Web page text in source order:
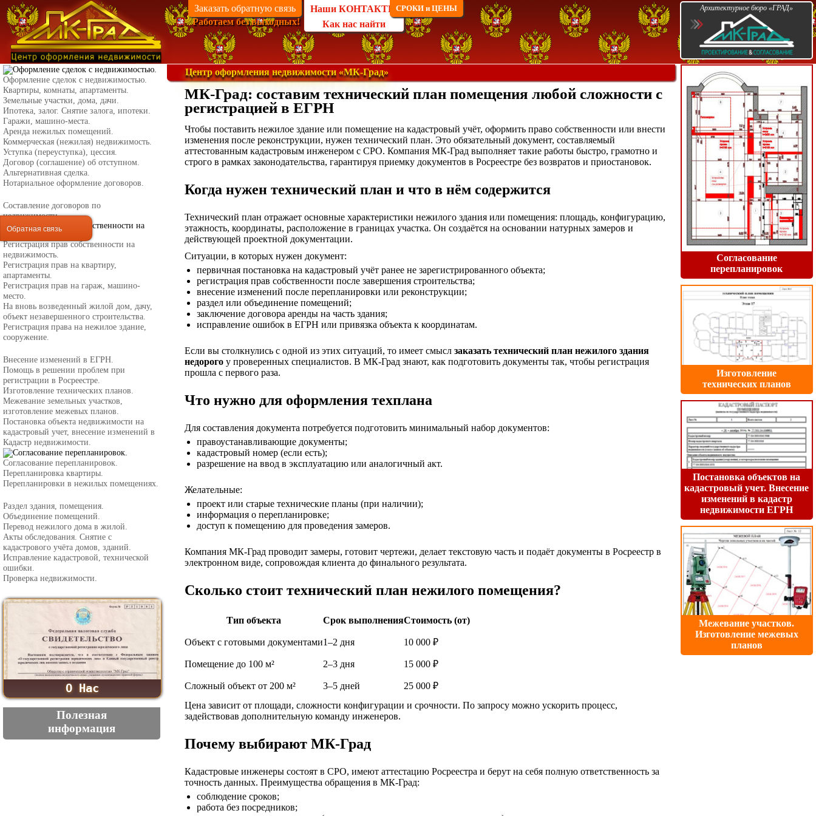
Заказать обратную связь
Работаем без выходных!
Наши КОНТАКТЫ
Как нас найти
СРОКИ и ЦЕНЫ Архитектурное бюро «ГРАД»
Центр оформления недвижимости «МК-Град»
МК-Град: составим технический план помещения любой сложности с
регистрацией в ЕГРН
Чтобы поставить нежилое здание или помещение на кадастровый учёт, оформить право собственности или внести
изменения после реконструкции, нужен технический план. Это обязательный документ, составляемый
аттестованным кадастровым инженером с СРО. Компания МК-Град выполняет такие работы быстро, грамотно и
строго в рамках законодательства, гарантируя приемку документов в Росреестре без возвратов и приостановок.
Когда нужен технический план и что в нём содержится
Технический план отражает основные характеристики нежилого здания или помещения: площадь, конфигурацию,
этажность, координаты, расположение в границах участка. Он создаётся на основании натурных замеров и
действующей проектной документации.
Ситуации, в которых нужен документ:
первичная постановка на кадастровый учёт ранее не зарегистрированного объекта;
регистрация прав собственности после завершения строительства;
внесение изменений после перепланировки или реконструкции;
раздел или объединение помещений;
заключение договора аренды на часть здания;
исправление ошибок в ЕГРН или привязка объекта к координатам.
Если вы столкнулись с одной из этих ситуаций, то имеет смысл заказать технический план нежилого здания
недорогоу проверенных специалистов. В МК-Град знают, как подготовить документы так, чтобы регистрация
прошла с первого раза.
Что нужно для оформления техплана
Для составления документа потребуется подготовить минимальный набор документов:
правоустанавливающие документы;
кадастровый номер (если есть);
разрешение на ввод в эксплуатацию или аналогичный акт.
Желательные:
проект или старые технические планы (при наличии);
информация о перепланировке;
доступ к помещению для проведения замеров.
Компания МК-Град проводит замеры, готовит чертежи, делает текстовую часть и подаёт документы в Росреестр в
электронном виде, сопровождая клиента до финального результата.
Сколько стоит технический план нежилого помещения?
Тип объекта Срок выполненияСтоимость (от)
Объект с готовыми документами1–2 дня 10 000 ₽
Помещение до 100 м² 2–3 дня 15 000 ₽
Сложный объект от 200 м² 3–5 дней
25 000 ₽
Цена зависит от площади, сложности конфигурации и срочности. По запросу можно ускорить процесс,
задействовав дополнительную команду инженеров.
Почему выбирают МК-Град
Кадастровые инженеры состоят в СРО, имеют аттестацию Росреестра и берут на себя полную ответственность за
точность данных. Преимущества обращения в МК-Град:
соблюдение сроков;
работа без посредников;
Оформление сделок с недвижимостью.
Квартиры, комнаты, апартаменты.
Земельные участки, дома, дачи.
Ипотека, залог. Снятие залога, ипотеки.
Гаражи, машино-места.
Аренда нежилых помещений.
Коммерческая (нежилая) недвижимость.
Уступка (переуступка), цессия.
Договор (соглашение) об отступном.
Альтернативная сделка.
Нотариальное оформление договоров.
Составление договоров по
недвижимости.
Регистрация прав собственности на
недвижимость.
Регистрация прав на квартиру,
апартаменты.
Регистрация прав на гараж, машино-
место.
На вновь возведенный жилой дом, дачу,
объект незавершенного строительства.
Регистрация права на нежилое здание,
сооружение.
Внесение изменений в ЕГРН.
Помощь в решении проблем при
регистрации в Росреестре.
Изготовление технических планов.
Межевание земельных участков,
изготовление межевых планов.
Постановка объекта недвижимости на
кадастровый учет, внесение изменений в
Кадастр недвижимости.
Согласование перепланировок.
Перепланировка квартиры.
Перепланировки в нежилых помещениях.
Раздел здания, помещения.
Объединение помещений.
Перевод нежилого дома в жилой.
Акты обследования. Снятие с
кадастрового учёта домов, зданий.
Исправление кадастровой, технической
ошибки.
Проверка недвижимости.
О Нас
Полезная
информация
Согласование
перепланировок
Изготовление
технических планов
Постановка объектов на
кадастровый учет. Внесение
изменений в кадастр
недвижимости ЕГРН
Межевание участков.
Изготовление межевых
планов
Обратная связь